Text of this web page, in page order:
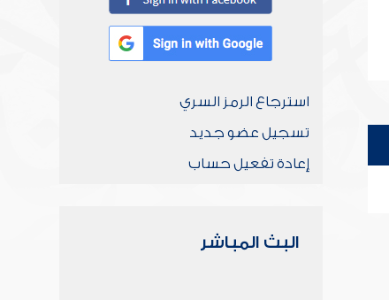
استرجاع الرمز السري
تسجيل عضو جديد
إعادة تفعيل حساب
البث المباشر